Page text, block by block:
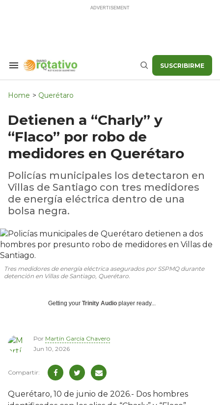
Search
Navigation
Buscar SUSCRIBIRME
Home > Querétaro
Detienen a “Charly” y
“Flaco” por robo de
medidores en Querétaro
Policías municipales los detectaron en
Villas de Santiago con tres medidores
de energía eléctrica dentro de una
bolsa negra.
Tres medidores de energía eléctrica asegurados por SSPMQ durante
detención en Villas de Santiago, Querétaro.
Getting your Trinity Audio player ready...
Por Martín García Chavero
Jun 10, 2026
Querétaro, 10 de junio de 2026.- Dos hombres